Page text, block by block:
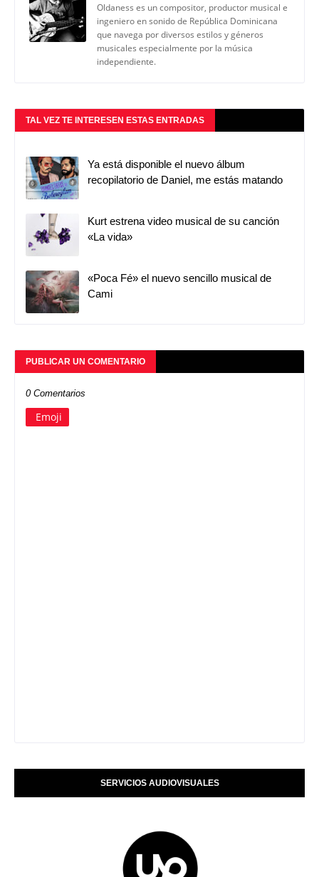
Oldaness es un compositor, productor musical e
ingeniero en sonido de República Dominicana
que navega por diversos estilos y géneros
musicales especialmente por la música
independiente.
TAL VEZ TE INTERESEN ESTAS ENTRADAS
Ya está disponible el nuevo álbum
recopilatorio de Daniel, me estás matando
Kurt estrena video musical de su canción
«La vida»
«Poca Fé» el nuevo sencillo musical de
Cami
PUBLICAR UN COMENTARIO
0 Comentarios
Emoji
SERVICIOS AUDIOVISUALES